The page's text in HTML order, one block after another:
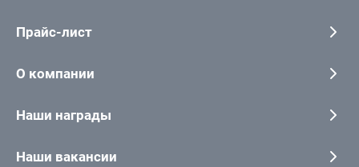
Прайс-лист
О компании
Наши награды
Наши вакансии